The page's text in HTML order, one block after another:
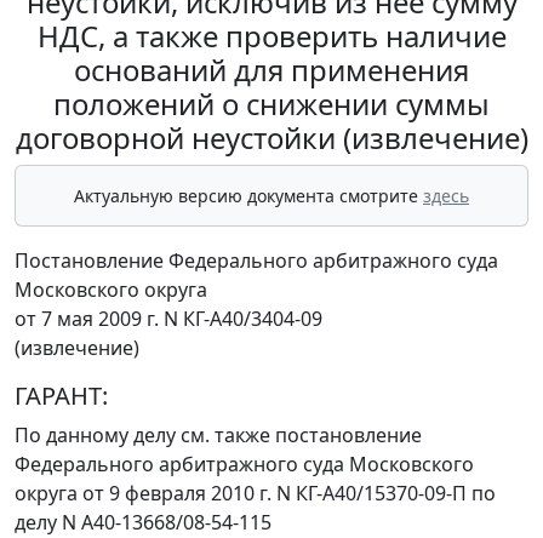
НДС, а также проверить наличие
оснований для применения
положений о снижении суммы
договорной неустойки (извлечение)
Актуальную версию документа смотрите здесь
Постановление Федерального арбитражного суда
Московского округа
от 7 мая 2009 г. N КГ-А40/3404-09
(извлечение)
ГАРАНТ:
По данному делу см. также постановление
Федерального арбитражного суда Московского
округа от 9 февраля 2010 г. N КГ-А40/15370-09-П по
делу N А40-13668/08-54-115